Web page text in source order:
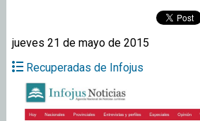
jueves 21 de mayo de 2015
Recuperadas de Infojus